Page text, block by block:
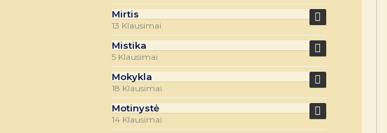
Mirtis
13 Klausimai
Mistika
5 Klausimai
Mokykla
18 Klausimai
Motinystė
14 Klausimai